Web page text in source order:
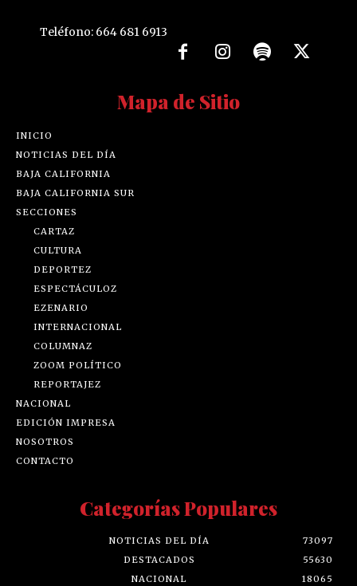
Teléfono: 664 681 6913
Mapa de Sitio
INICIO
NOTICIAS DEL DÍA
BAJA CALIFORNIA
BAJA CALIFORNIA SUR
SECCIONES
CARTAZ
CULTURA
DEPORTEZ
ESPECTÁCULOZ
EZENARIO
INTERNACIONAL
COLUMNAZ
ZOOM POLÍTICO
REPORTAJEZ
NACIONAL
EDICIÓN IMPRESA
NOSOTROS
CONTACTO
Categorías Populares
NOTICIAS DEL DÍA
73097
DESTACADOS
55630
NACIONAL
18065